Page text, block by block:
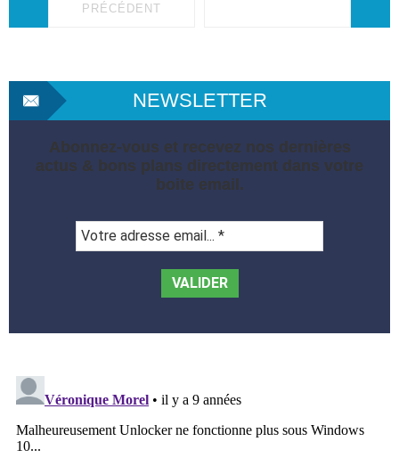
PRÉCÉDENT
NEWSLETTER
Abonnez-vous et recevez nos dernières
actus & bons plans directement dans votre
boite email.
adresse